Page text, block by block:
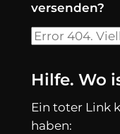
versenden?
Suchen
Hilfe. Wo
Ein toter Link
haben: